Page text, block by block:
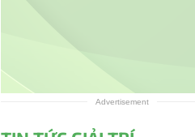
Advertisement